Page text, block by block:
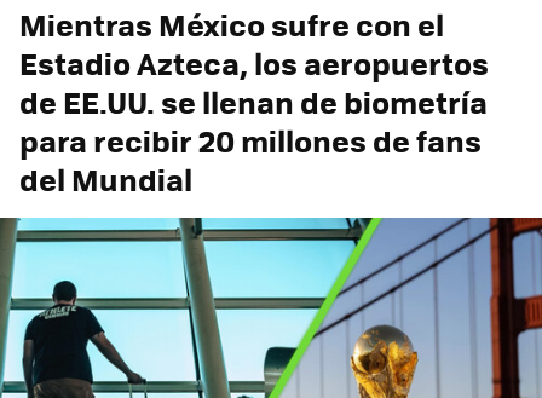
Mientras México sufre con el
Estadio Azteca, los aeropuertos
de EE.UU. se llenan de biometría
para recibir 20 millones de fans
del Mundial